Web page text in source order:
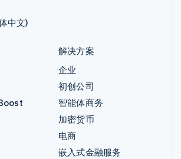
中文)
解决方案
企业
初创公司
智能体商务
加密货币
电商
嵌入式金融服务